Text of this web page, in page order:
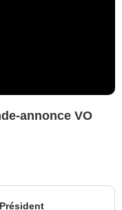
annonce VO